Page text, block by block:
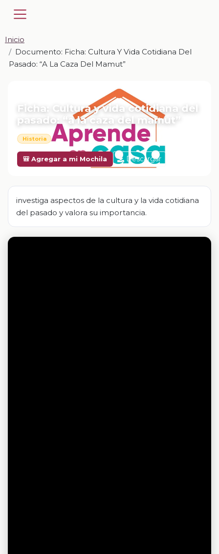
Inicio
Documento: Ficha: Cultura Y Vida Cotidiana Del
Pasado: “a La Caza Del Mamut”
Ficha: Cultura y vida cotidiana del
pasado: “a la caza del mamut”
Historia
🎒 Agregar a mi Mochila Descargar
investiga aspectos de la cultura y la vida cotidiana
del pasado y valora su importancia.